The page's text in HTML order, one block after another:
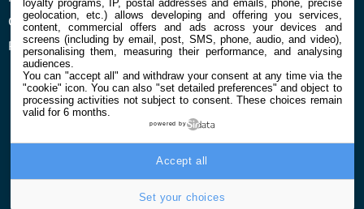
Confidentialité et Cookies
Préférences cookies
loyalty programs, IP, postal addresses and emails, phone, precise
geolocation, etc.) allows developing and offering you services,
content, commercial offers and ads across your devices and
screens (including by email, post, SMS, phone, audio, and video),
personalising them, measuring their performance, and analysing
audiences.
You can "accept all" and withdraw your consent at any time via the
"cookie" icon. You can also "set detailed preferences" and object to
processing activities not subject to consent. These choices remain
valid for 6 months.
powered by
Set your choices
Accept all